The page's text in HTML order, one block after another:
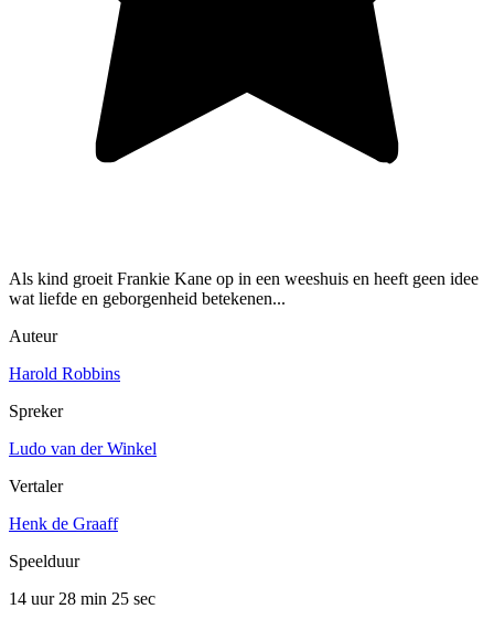
Als kind groeit Frankie Kane op in een weeshuis en heeft geen idee
wat liefde en geborgenheid betekenen...
Auteur
Harold Robbins
Spreker
Ludo van der Winkel
Vertaler
Henk de Graaff
Speelduur
14 uur 28 min 25 sec